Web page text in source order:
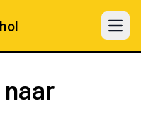
Open
naar